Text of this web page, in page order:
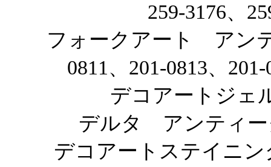
259-3176、
フォークアート アン
0811、201-0813、
デコアートジェ
デルタ アンティー
デコアートステイニ